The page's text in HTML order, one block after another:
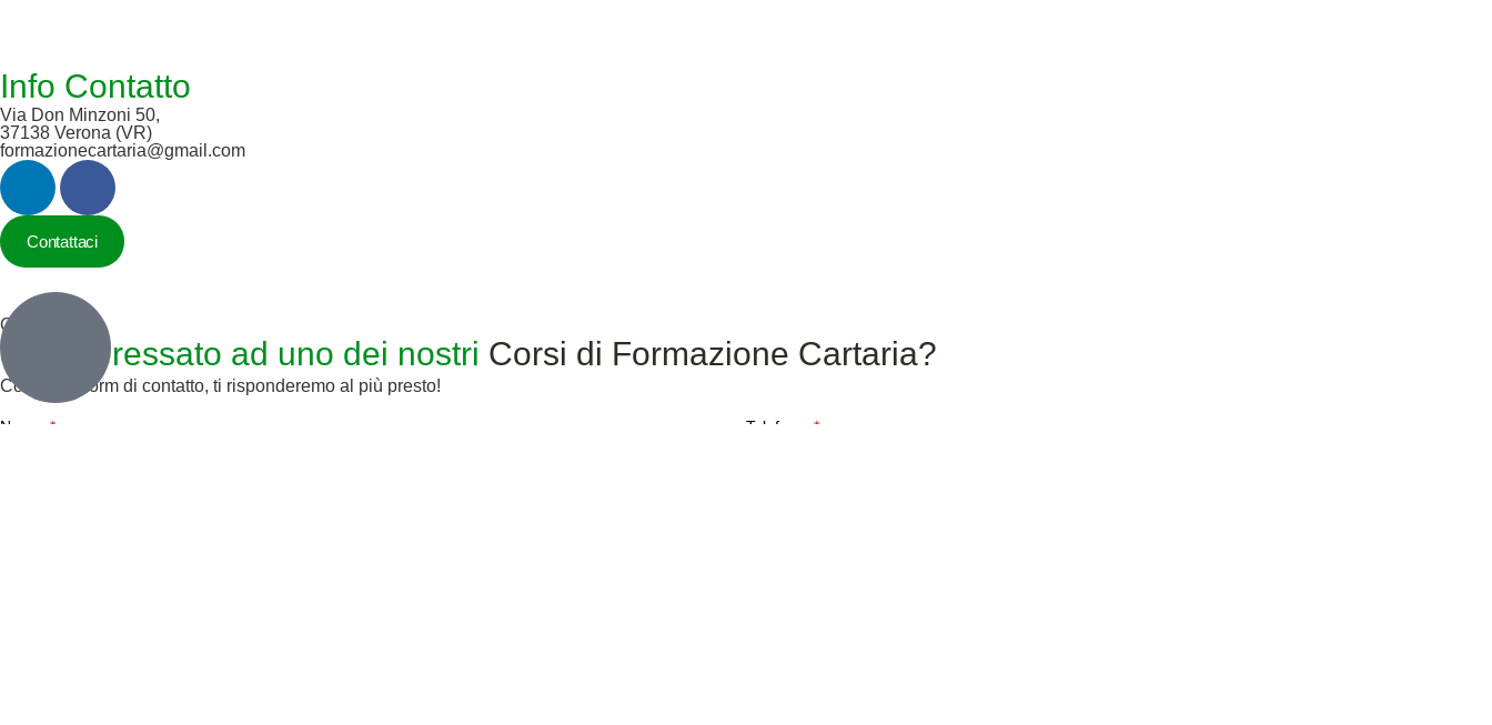
Info Contatto
Via Don Minzoni 50,
37138 Verona (VR)
formazionecartaria@gmail.com
Contattaci
Inactive
Contattaci
Sei interessato ad uno dei nostri Corsi di Formazione Cartaria?
Compila il form di contatto, ti risponderemo al più presto!
Nome Telefono